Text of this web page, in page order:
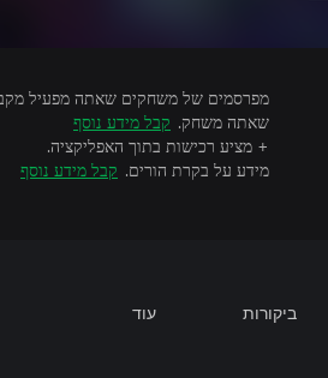
שאתה משחק. קבל מידע נוסף
+ מציע רכישות בתוך האפליקציה.
מידע על בקרת הורים. קבל מידע נוסף
ביקורות עוד